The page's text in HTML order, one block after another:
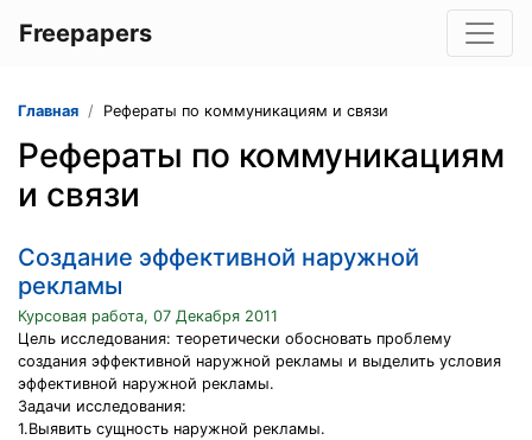
Freepapers
Главная Рефераты по коммуникациям и связи
Рефераты по коммуникациям
и связи
Создание эффективной наружной
рекламы
Курсовая работа, 07 Декабря 2011
Цель исследования: теоретически обосновать проблему
создания эффективной наружной рекламы и выделить условия
эффективной наружной рекламы.
Задачи исследования:
1.Выявить сущность наружной рекламы.